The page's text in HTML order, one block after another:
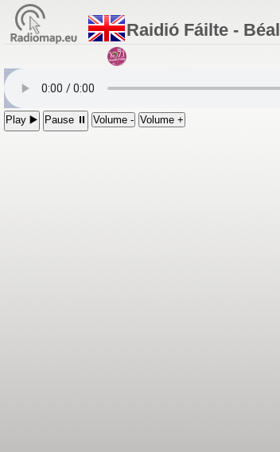
Raidió Fáilte -
Play ▶️ Pause ⏸ Volume - Volume +